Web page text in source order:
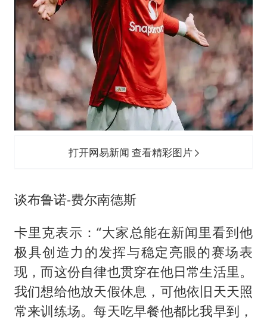
打开网易新闻 查看精彩图片
谈布鲁诺-费尔南德斯
卡里克表示：“大家总能在新闻里看到他
极具创造力的发挥与稳定亮眼的赛场表
现，而这份自律也贯穿在他日常生活里。
我们想给他放天假休息，可他依旧天天照
常来训练场。每天吃早餐他都比我早到，